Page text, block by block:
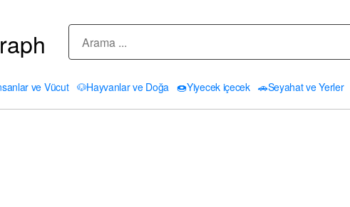
ve Vücut 🐶Hayvanlar ve Doğa 🍩Yiyecek içecek 🚗Seyahat ve Yerler